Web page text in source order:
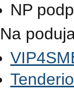
NP
Na
Tenderio